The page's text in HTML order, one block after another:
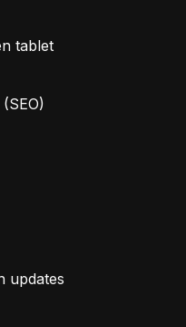
tablet
updates